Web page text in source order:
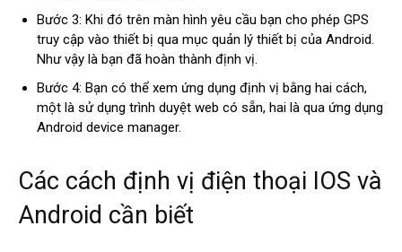
Bước 3: Khi đó trên màn hình yêu cầu bạn cho phép GPS
truy cập vào thiết bị qua mục quản lý thiết bị của Android.
Như vậy là bạn đã hoàn thành định vị.
Bước 4: Bạn có thể xem ứng dụng định vị bằng hai cách,
một là sử dụng trình duyệt web có sẵn, hai là qua ứng dụng
Android device manager.
Các cách định vị điện thoại IOS và
Android cần biết